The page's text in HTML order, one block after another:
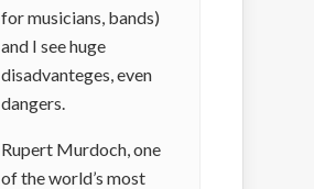
for musicians, bands)
and I see huge
disadvanteges, even
dangers.
Rupert Murdoch, one
of the world’s most